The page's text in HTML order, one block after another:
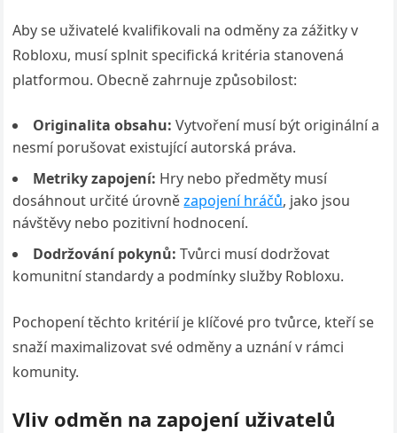
Aby se uživatelé kvalifikovali na odměny za zážitky v
Robloxu, musí splnit specifická kritéria stanovená
platformou. Obecně zahrnuje způsobilost:
Originalita obsahu: Vytvoření musí být originální a
nesmí porušovat existující autorská práva.
Metriky zapojení: Hry nebo předměty musí
dosáhnout určité úrovnězapojení hráčů, jako jsou
návštěvy nebo pozitivní hodnocení.
Dodržování pokynů: Tvůrci musí dodržovat
komunitní standardy a podmínky služby Robloxu.
Pochopení těchto kritérií je klíčové pro tvůrce, kteří se
snaží maximalizovat své odměny a uznání v rámci
komunity.
Vliv odměn na zapojení uživatelů